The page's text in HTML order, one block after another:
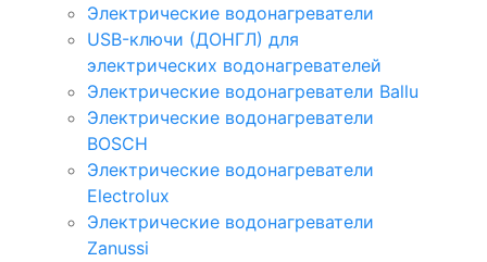
Электрические водонагреватели
USB-ключи (ДОНГЛ) для
электрических водонагревателей
Электрические водонагреватели Ballu
Электрические водонагреватели
BOSCH
Электрические водонагреватели
Electrolux
Электрические водонагреватели
Zanussi